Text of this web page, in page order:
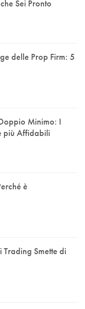
Sei Pronto
delle Prop Firm: 5
Minimo: I
più Affidabili
è
Trading Smette di